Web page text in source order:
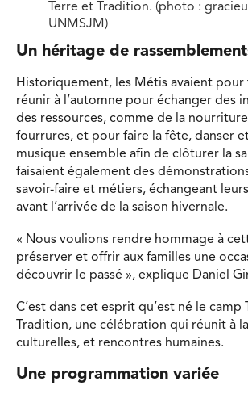
Terre et Tradition. (photo :
UNMSJM)
Un héritage de
Historiquement, les Métis avaient
réunir à l’automne pour échanger des
des ressources, comme de la
fourrures, et pour faire la fête, danser
musique ensemble afin de clôturer la
faisaient également des
savoir-faire et métiers, échangeant
avant l’arrivée de la saison hivernale.
« Nous voulions rendre hommage à
préserver et offrir aux familles une
découvrir le passé », explique Daniel
C’est dans cet esprit qu’est né le camp
Tradition, une célébration qui réunit à
culturelles, et rencontres humaines.
Une programmation variée